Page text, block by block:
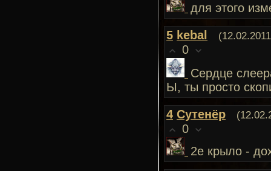
для этого
5 kebal
0
Сердце
Ы, ты просто
4 Сутенёр
0
2е крыло -